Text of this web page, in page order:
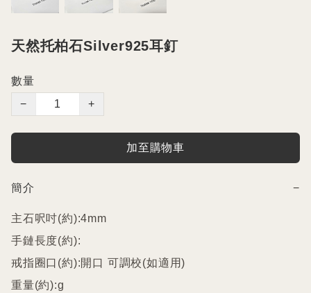
天然托柏石Silver925耳釘
數量
−
+
加至購物車
簡介 −
主石呎吋(約):4mm
手鏈長度(約):
戒指圈口(約):開口 可調校(如適用)
重量(約):g